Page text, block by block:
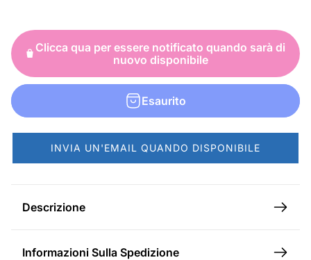
o
n
o
r
m
a
l
Clicca qua per essere notificato quando sarà di
nuovo disponibile
Esaurito
INVIA UN'EMAIL QUANDO DISPONIBILE
Descrizione
Informazioni Sulla Spedizione